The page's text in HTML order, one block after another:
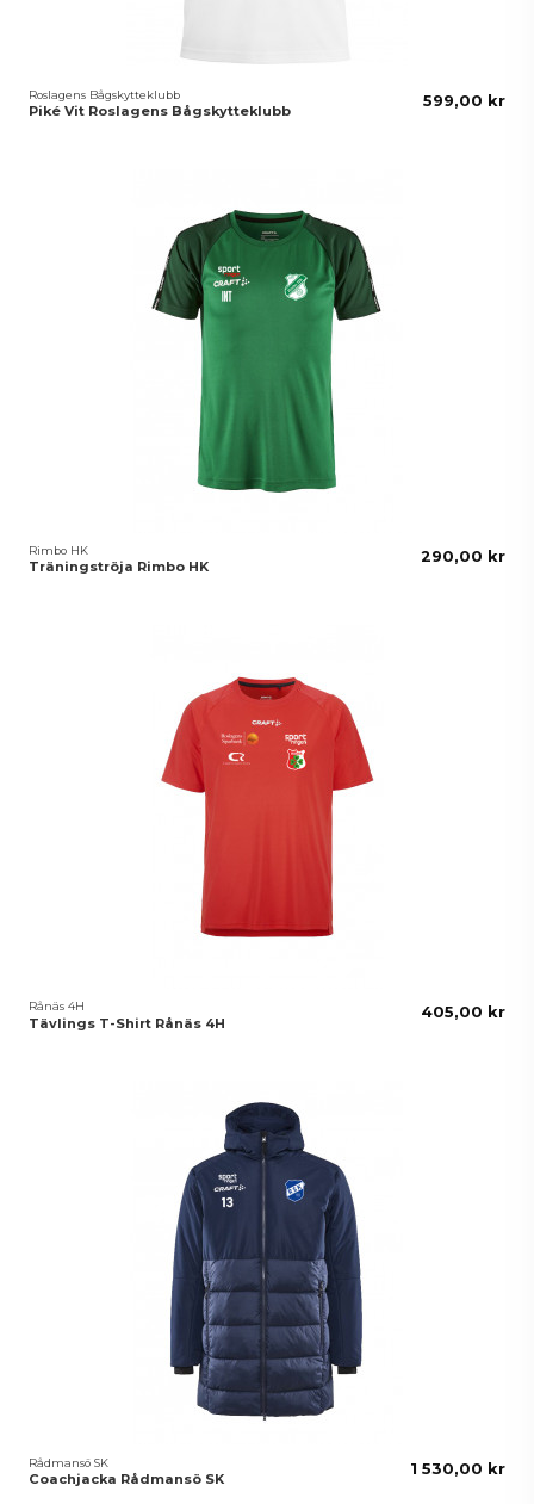
Roslagens Bågskytteklubb
Piké Vit Roslagens Bågskytteklubb
599,00 kr
Rimbo HK
Träningströja Rimbo HK
290,00 kr
Rånäs 4H
Tävlings T-Shirt Rånäs 4H
405,00 kr
Rådmansö SK
Coachjacka Rådmansö SK
1 530,00 kr